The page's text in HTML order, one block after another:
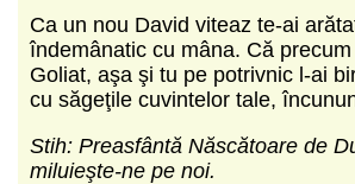
Ca un nou David viteaz te-ai
îndemânatic cu mâna. Că
Goliat, aşa şi tu pe potrivnic l-ai
cu săgeţile cuvintelor tale,
Stih: Preasfântă Născătoare de
miluieşte-ne pe noi.